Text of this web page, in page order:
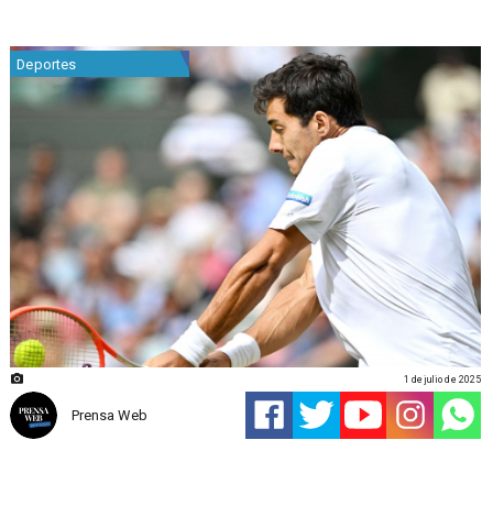
Deportes
Prensa Web
1 de julio de 2025